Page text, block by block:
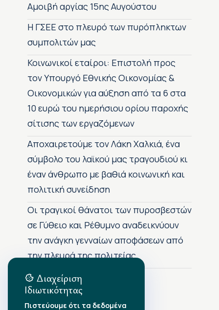
Αμοιβή αργίας 15ης Αυγούστου
H ΓΣΕΕ στο πλευρό των πυρόπληκτων
συμπολιτών μας
Κοινωνικοί εταίροι: Επιστολή προς
τον Υπουργό Εθνικής Οικονομίας &
Οικονομικών για αύξηση από τα 6 στα
10 ευρώ του ημερήσιου ορίου παροχής
σίτισης των εργαζόμενων
Αποχαιρετούμε τον Λάκη Χαλκιά, ένα
σύμβολο του λαϊκού μας τραγουδιού κι
έναν άνθρωπο με βαθιά κοινωνική και
πολιτική συνείδηση
Οι τραγικοί θάνατοι των πυροσβεστών
σε Γύθειο και Ρέθυμνο αναδεικνύουν
την ανάγκη γενναίων αποφάσεων από
την πλευρά της πολιτείας
Αρχείο Δημοσιεύσεων
Διαχείριση
Ιδιωτικότητας
Πιστεύουμε ότι τα δεδομένα